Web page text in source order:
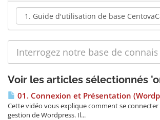
Voir les articles sélectionnés
01. Connexion et Présentation
Cette vidéo vous explique comment se
gestion de Wordpress. Il...